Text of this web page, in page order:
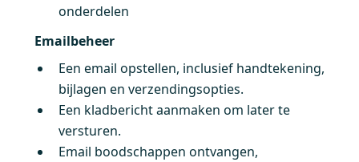
onderdelen
Emailbeheer
Een email opstellen, inclusief handtekening,
bijlagen en verzendingsopties.
Een kladbericht aanmaken om later te
versturen.
Email boodschappen ontvangen,